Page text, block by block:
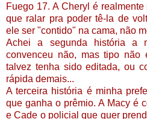
Fuego 17. A Cheryl é
que ralar pra poder tê-la de
ele ser "contido" na cama, não
Achei a segunda história a
convenceu não, mas tipo
talvez tenha sido editada, ou
rápida demais...
A terceira história é minha
que ganha o prêmio. A Macy é
e Cade o policial que quer